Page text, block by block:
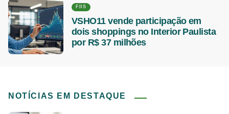
FIIS
VSHO11 vende participação em
dois shoppings no Interior Paulista
por R$ 37 milhões
NOTÍCIAS EM DESTAQUE